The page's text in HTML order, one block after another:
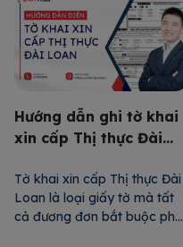
Hướng dẫn ghi tờ khai
xin cấp Thị thực Đài
Tờ khai xin cấp Thị thực Đài
Loan là loại giấy tờ mà tất
cả đương đơn bắt buộc phải